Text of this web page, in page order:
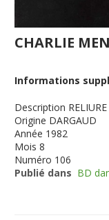
CHARLIE
Informations
Description
Origine DARGAUD
Année 1982
Mois 8
Numéro 106
Publié dans BD